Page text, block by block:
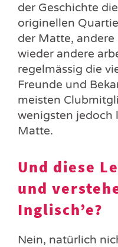
der Geschichte
originellen
der Matte,
wieder andere
regelmässig die
Freunde und
meisten
wenigsten jedoch
Matte.
Und diese
und
Inglisch’e?
Nein, natürlich